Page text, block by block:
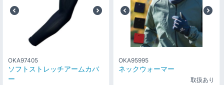
OKA97405
ソフトストレッチアームカバ
ー
OKA95995
ネックウォーマー
取扱あり